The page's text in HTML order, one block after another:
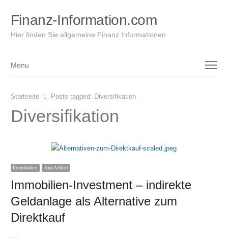
Finanz-Information.com
Hier finden Sie allgemeine Finanz Informationen
Menu
Menu
Startseite Posts tagged: Diversifikation
Diversifikation
Immobilien Top Artikel
Immobilien-Investment – indirekte
Geldanlage als Alternative zum
Direktkauf
…